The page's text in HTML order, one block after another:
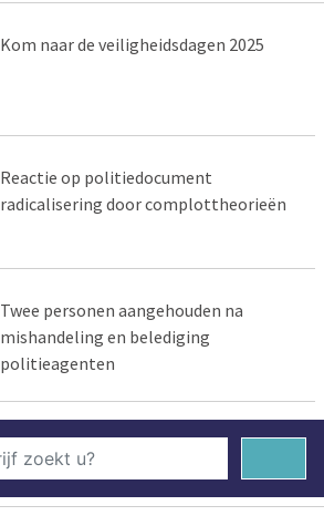
Kom naar de veiligheidsdagen 2025
Reactie op politiedocument
radicalisering door complottheorieën
Twee personen aangehouden na
mishandeling en belediging
politieagenten